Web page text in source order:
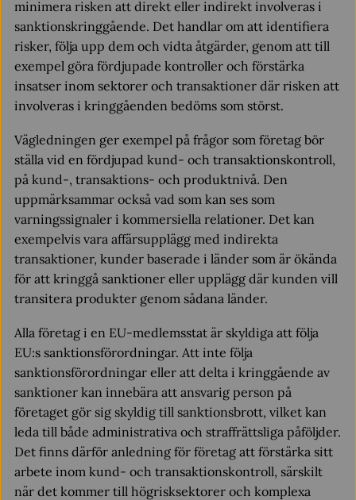
minimera risken att direkt eller indirekt involveras i
sanktionskringgående. Det handlar om att identifiera
risker, följa upp dem och vidta åtgärder, genom att till
exempel göra fördjupade kontroller och förstärka
insatser inom sektorer och transaktioner där risken att
involveras i kringgåenden bedöms som störst.
Vägledningen ger exempel på frågor som företag bör
ställa vid en fördjupad kund- och transaktionskontroll,
på kund-, transaktions- och produktnivå. Den
uppmärksammar också vad som kan ses som
varningssignaler i kommersiella relationer. Det kan
exempelvis vara affärsupplägg med indirekta
transaktioner, kunder baserade i länder som är ökända
för att kringgå sanktioner eller upplägg där kunden vill
transitera produkter genom sådana länder.
Alla företag i en EU-medlemsstat är skyldiga att följa
EU:s sanktionsförordningar. Att inte följa
sanktionsförordningar eller att delta i kringgående av
sanktioner kan innebära att ansvarig person på
företaget gör sig skyldig till sanktionsbrott, vilket kan
leda till både administrativa och straffrättsliga påföljder.
Det finns därför anledning för företag att förstärka sitt
arbete inom kund- och transaktionskontroll, särskilt
när det kommer till högrisksektorer och komplexa